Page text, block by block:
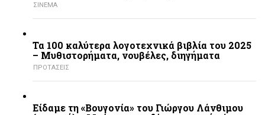
ΣΙΝΕΜΑ
Τα 100 καλύτερα λογοτεχνικά βιβλία του 2025
– Mυθιστορήματα, νουβέλες, διηγήματα
ΠΡΟΤΑΣΕΙΣ
Είδαμε τη «Βουγονία» του Γιώργου Λάνθιμου